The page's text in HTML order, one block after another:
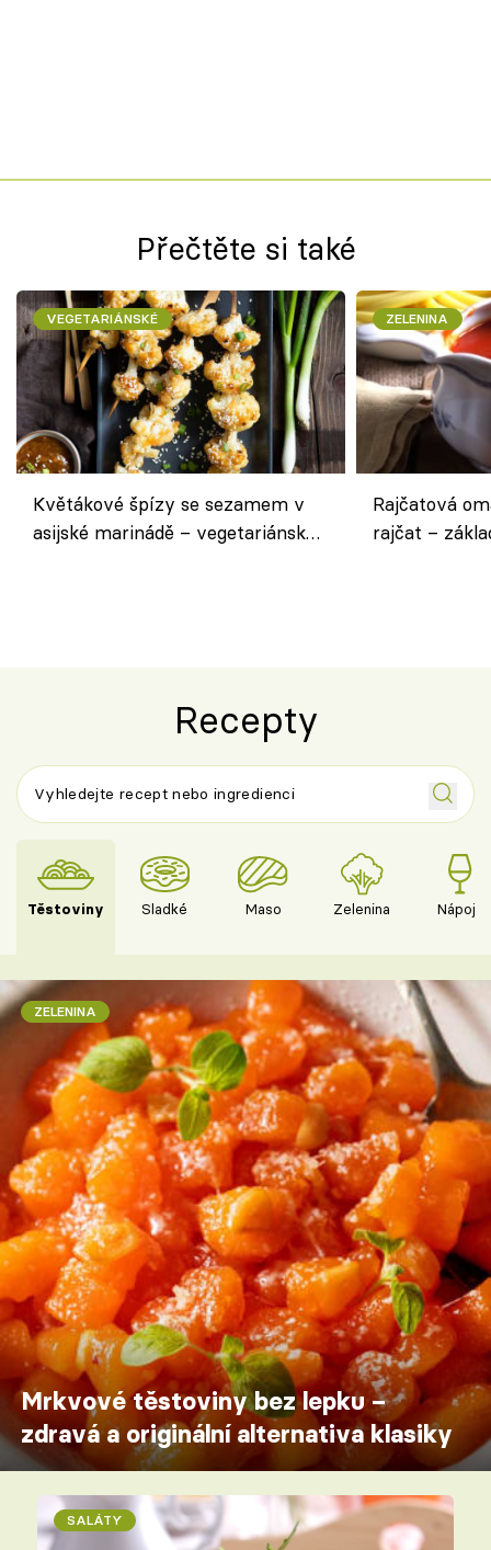
Přečtěte si také
VEGETARIÁNSKÉ
Květákové špízy se sezamem v
asijské marinádě – vegetariánská
ZELENINA
Rajčatová
rajčat –
Recepty
Těstoviny Sladké Maso Zelenina Nápoje
ZELENINA
Mrkvové těstoviny bez lepku –
zdravá a originální alternativa klasiky
SALÁTY